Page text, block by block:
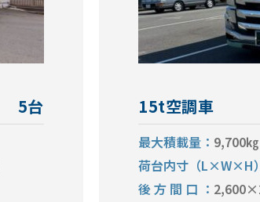
5台 15t空調車
最大積載量
9,700㎏
荷台内寸（L×W×H）
後方間口